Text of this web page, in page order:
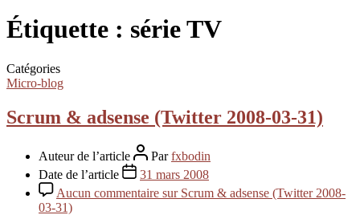
Étiquette : série TV
Catégories
Micro-blog
Scrum & adsense (Twitter 2008-03-31)
Auteur de l’article Parfxbodin
Date de l’article
31 mars 2008
Aucun commentaire sur Scrum & adsense (Twitter 2008-
03-31)